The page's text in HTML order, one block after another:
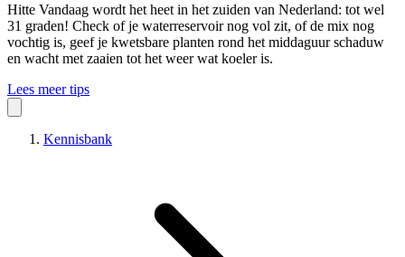
Hitte Vandaag wordt het heet in het zuiden van Nederland: tot wel
31 graden! Check of je waterreservoir nog vol zit, of de mix nog
vochtig is, geef je kwetsbare planten rond het middaguur schaduw
en wacht met zaaien tot het weer wat koeler is.
Lees meer tips
Kennisbank